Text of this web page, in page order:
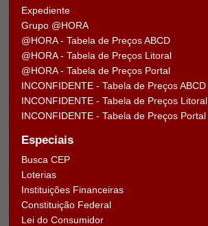
Expediente
Grupo @HORA
@HORA - Tabela de Preços ABCD
@HORA - Tabela de Preços Litoral
@HORA - Tabela de Preços Portal
INCONFIDENTE - Tabela de Preços ABCD
INCONFIDENTE - Tabela de Preços Litoral
INCONFIDENTE - Tabela de Preços Portal
Especiais
Busca CEP
Loterias
Instituições Financeiras
Constituição Federal
Lei do Consumidor